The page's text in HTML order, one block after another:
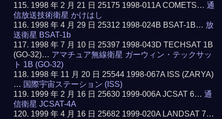
1998 年 2 月 21 日 25175 1998-011A COMETS…通
信放送技術衛星 かけはし
1998 年 4 月 29 日 25312 1998-024B BSAT-1B… 放
送衛星 BSAT-1b
1998 年 7 月 10 日 25397 1998-043D TECHSAT 1B
(GO-32)… アマチュア無線衛星 ガーウィン・テックサッ
ト 1B (GO-32)
1998 年 11 月 20 日 25544 1998-067A ISS (ZARYA)
… 国際宇宙ステーション (ISS)
1999 年 2 月 16 日 25630 1999-006A JCSAT 6…通
信衛星 JCSAT-4A
1999 年 4 月 16 日 25682 1999-020A LANDSAT 7…